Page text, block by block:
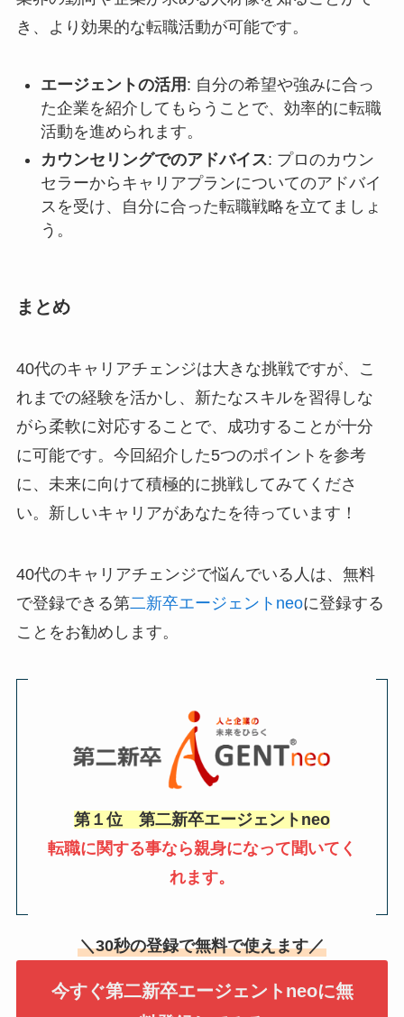
き、より効果的な転職活動が可能です。
エージェントの活用 : 自分の希望や強みに合っ
た企業を紹介してもらうことで、効率的に転職
活動を進められます。
カウンセリングでのアドバイス: プロのカウン
セラーからキャリアプランについてのアドバイ
スを受け、自分に合った転職戦略を立てましょ
う。
まとめ
40代のキャリアチェンジは大きな挑戦ですが、こ
れまでの経験を活かし、新たなスキルを習得しな
がら柔軟に対応することで、成功することが十分
に可能です。今回紹介した5つのポイントを参考
に、未来に向けて積極的に挑戦してみてくださ
い。新しいキャリアがあなたを待っています！
40代のキャリアチェンジで悩んでいる人は、無料
で登録できる第二新卒エージェントneoに登録する
ことをお勧めします。
第１位 第二新卒エージェントneo
転職に関する事なら親身になって聞いてく
れます。
＼30秒の登録で無料で使えます／
今すぐ第二新卒エージェントneoに無